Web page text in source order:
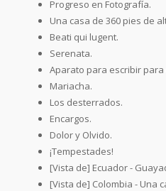
Progreso en Fotografía.
Una casa de 360 pies de
Beati qui lugent.
Serenata.
Aparato para escribir para
Mariacha.
Los desterrados.
Encargos.
Dolor y Olvido.
¡Tempestades!
[Vista de] Ecuador -
[Vista de] Colombia - Una